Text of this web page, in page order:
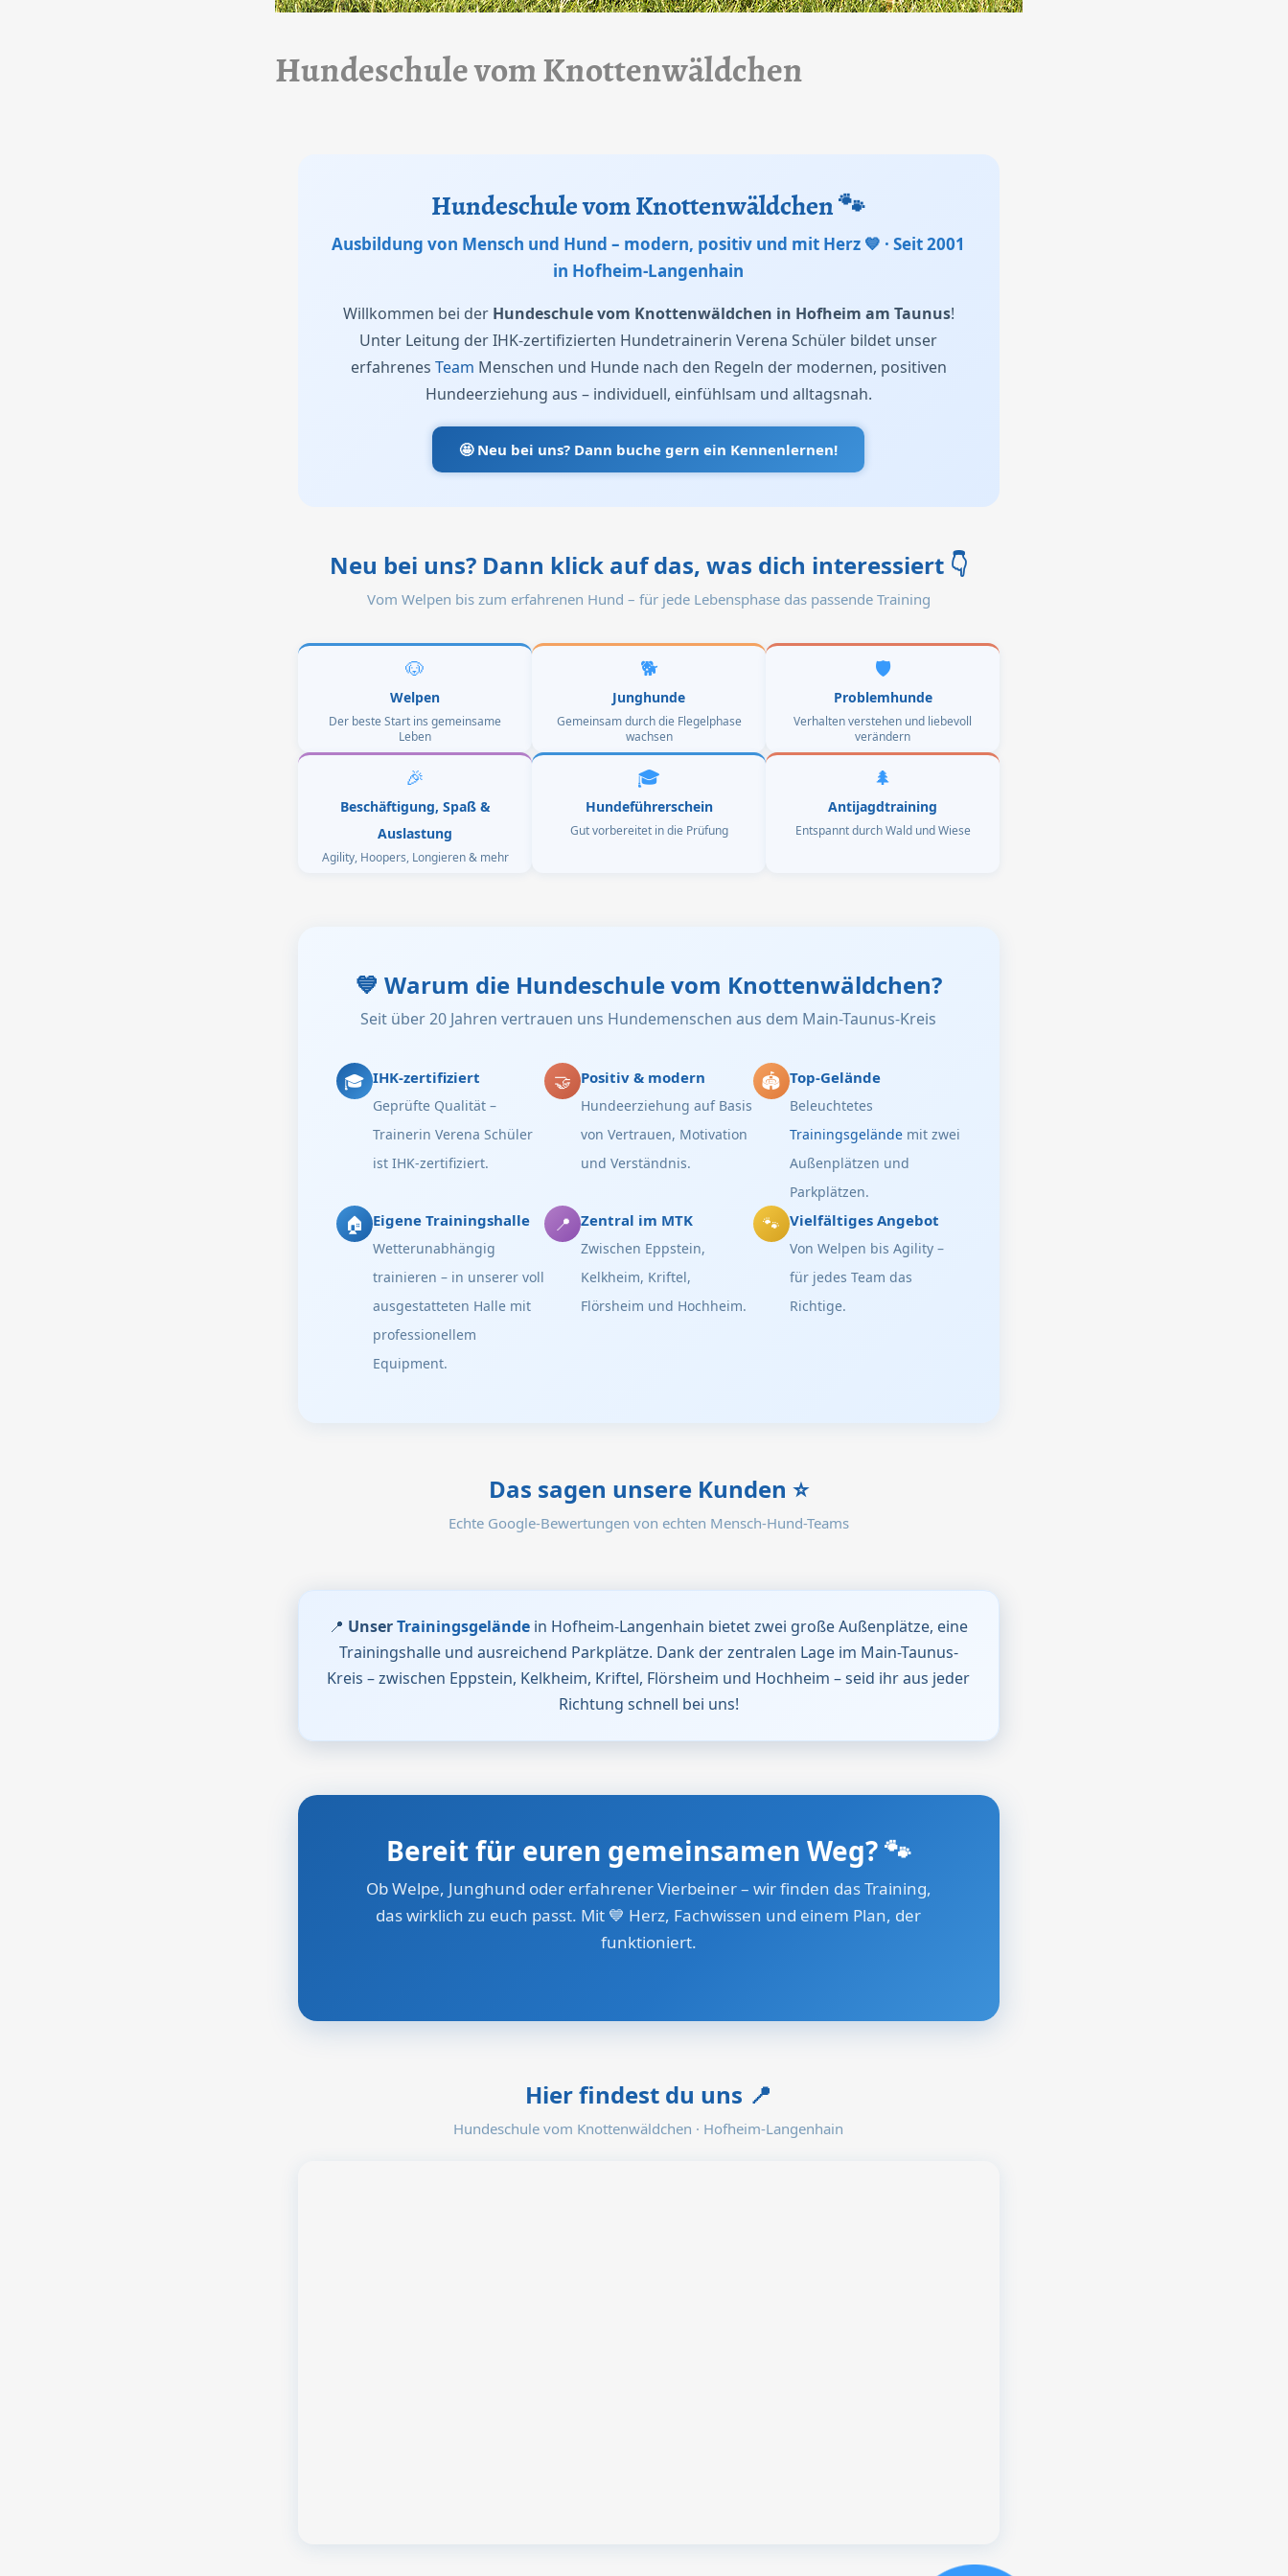
Hundeschule vom Knottenwäldchen
Hundeschule vom Knottenwäldchen🐾
Ausbildung von Mensch und Hund – modern, positiv und mit Herz 💙 · Seit 2001
in Hofheim-Langenhain
Willkommen bei der Hundeschule vom Knottenwäldchen in Hofheim am Taunus!
Unter Leitung der IHK-zertifizierten Hundetrainerin Verena Schüler bildet unser
erfahrenes Team Menschen und Hunde nach den Regeln der modernen, positiven
Hundeerziehung aus – individuell, einfühlsam und alltagsnah.
🤩Neu bei uns? Dann buche gern ein Kennenlernen!
Neu bei uns? Dann klick auf das, was dich interessiert 👇
Vom Welpen bis zum erfahrenen Hund – für jede Lebensphase das passende Training
🐶
Welpen
Der beste Start ins gemeinsame
Leben
🐕
Junghunde
Gemeinsam durch die Flegelphase
wachsen
🛡️
Problemhunde
Verhalten verstehen und liebevoll
verändern
🎉
Beschäftigung, Spaß &
Auslastung
Agility, Hoopers, Longieren & mehr
🎓
Hundeführerschein
Gut vorbereitet in die Prüfung
🌲
Antijagdtraining
Entspannt durch Wald und Wiese
💙 Warum die Hundeschule vom Knottenwäldchen?
Seit über 20 Jahren vertrauen uns Hundemenschen aus dem Main-Taunus-Kreis
🎓 IHK-zertifiziert
Geprüfte Qualität –
Trainerin Verena Schüler
ist IHK-zertifiziert.
🤝 Positiv & modern
Hundeerziehung auf Basis
von Vertrauen, Motivation
und Verständnis.
🏟️ Top-Gelände
Beleuchtetes
Trainingsgeländemit zwei
Außenplätzen und
Parkplätzen.
🏠 Eigene Trainingshalle
Wetterunabhängig
trainieren – in unserer voll
ausgestatteten Halle mit
professionellem
Equipment.
📍 Zentral im MTK
Zwischen Eppstein,
Kelkheim, Kriftel,
Flörsheim und Hochheim.
🐾 Vielfältiges Angebot
Von Welpen bis Agility –
für jedes Team das
Richtige.
Das sagen unsere Kunden ⭐
Echte Google-Bewertungen von echten Mensch-Hund-Teams
📍 UnserTrainingsgelände in Hofheim-Langenhain bietet zwei große Außenplätze, eine
Trainingshalle und ausreichend Parkplätze. Dank der zentralen Lage im Main-Taunus-
Kreis – zwischen Eppstein, Kelkheim, Kriftel, Flörsheim und Hochheim – seid ihr aus jeder
Richtung schnell bei uns!
Bereit für euren gemeinsamen Weg?🐾
Ob Welpe, Junghund oder erfahrener Vierbeiner – wir finden das Training,
das wirklich zu euch passt. Mit 💙 Herz, Fachwissen und einem Plan, der
funktioniert.
Hier findest du uns 📍
Hundeschule vom Knottenwäldchen · Hofheim-Langenhain